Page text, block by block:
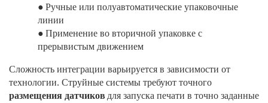
● Ручные или полуавтоматические упаковочные
линии
● Применение во вторичной упаковке с
прерывистым движением
Сложность интеграции варьируется в зависимости от
технологии. Струйные системы требуют точного
размещения датчиков для запуска печати в точно заданные